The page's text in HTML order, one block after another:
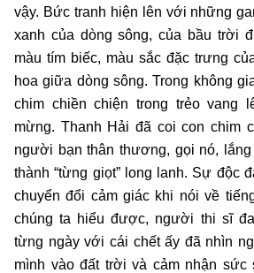
vậy. Bức tranh hiện lên với những
xanh của dòng sông, của bầu trời
màu tím biếc, màu sắc đặc trưng
hoa giữa dòng sông. Trong không
chim chiền chiện trong trẻo vang
mừng. Thanh Hải đã coi con chim
người bạn thân thương, gọi nó,
thành “từng giọt” long lanh. Sự độc
chuyển đổi cảm giác khi nói về
chúng ta hiểu được, người thi sĩ
từng ngày với cái chết ấy đã nhìn
mình vào đất trời và cảm nhận sức